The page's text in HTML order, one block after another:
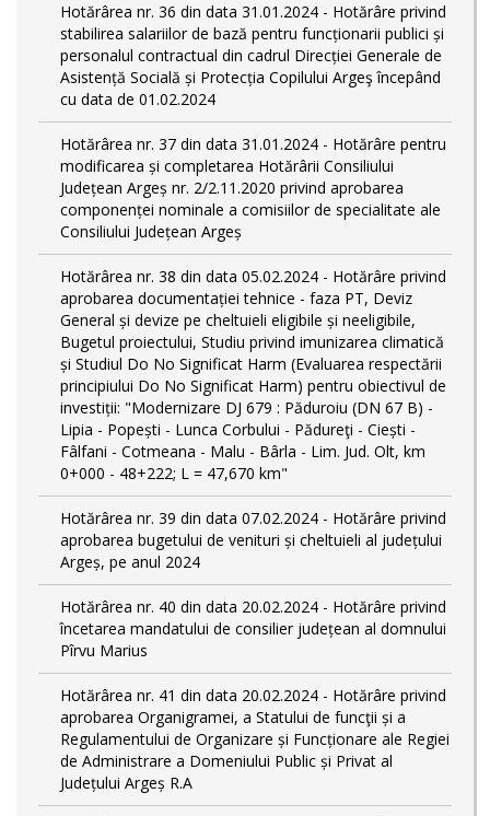
Hotărârea nr. 36 din data 31.01.2024 - Hotărâre privind
stabilirea salariilor de bază pentru funcționarii publici și
personalul contractual din cadrul Direcției Generale de
Asistență Socială și Protecția Copilului Argeş începând
cu data de 01.02.2024
Hotărârea nr. 37 din data 31.01.2024 - Hotărâre pentru
modificarea și completarea Hotărârii Consiliului
Județean Argeș nr. 2/2.11.2020 privind aprobarea
componenței nominale a comisiilor de specialitate ale
Consiliului Județean Argeș
Hotărârea nr. 38 din data 05.02.2024 - Hotărâre privind
aprobarea documentației tehnice - faza PT, Deviz
General și devize pe cheltuieli eligibile și neeligibile,
Bugetul proiectului, Studiu privind imunizarea climatică
și Studiul Do No Significat Harm (Evaluarea respectării
principiului Do No Significat Harm) pentru obiectivul de
investiții: "Modernizare DJ 679 : Păduroiu (DN 67 B) -
Lipia - Popești - Lunca Corbului - Pădureţi - Ciești -
Fâlfani - Cotmeana - Malu - Bârla - Lim. Jud. Olt, km
0+000 - 48+222; L = 47,670 km"
Hotărârea nr. 39 din data 07.02.2024 - Hotărâre privind
aprobarea bugetului de venituri și cheltuieli al județului
Argeș, pe anul 2024
Hotărârea nr. 40 din data 20.02.2024 - Hotărâre privind
încetarea mandatului de consilier județean al domnului
Pîrvu Marius
Hotărârea nr. 41 din data 20.02.2024 - Hotărâre privind
aprobarea Organigramei, a Statului de funcţii și a
Regulamentului de Organizare și Funcționare ale Regiei
de Administrare a Domeniului Public și Privat al
Județului Argeș R.A